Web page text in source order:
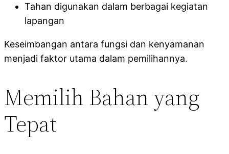
Tahan digunakan dalam berbagai kegiatan
lapangan
Keseimbangan antara fungsi dan kenyamanan
menjadi faktor utama dalam pemilihannya.
Memilih Bahan yang
Tepat